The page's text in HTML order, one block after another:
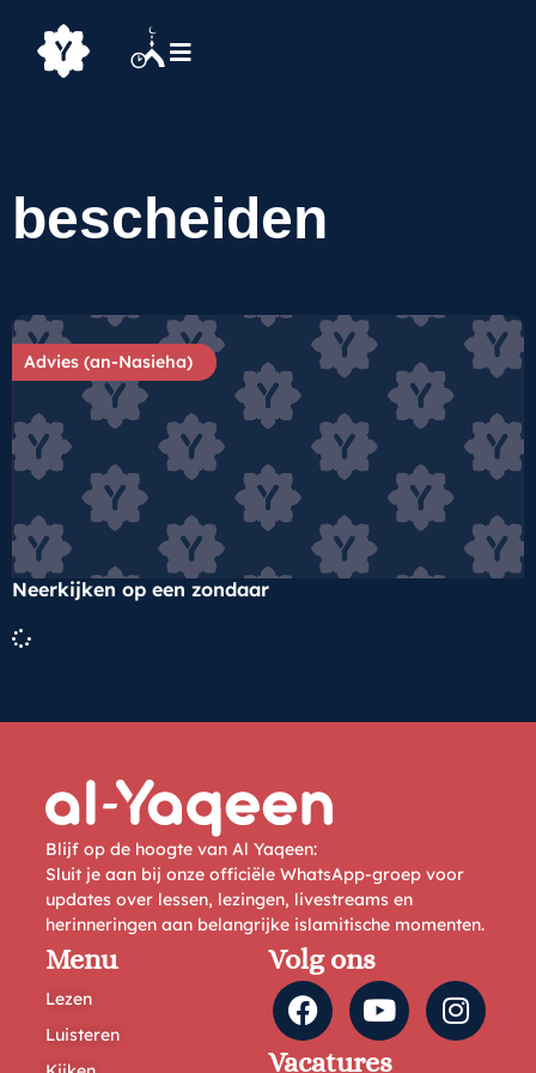
bescheiden
Advies (an-Nasieha)
Neerkijken op een zondaar
Blijf op de hoogte van Al Yaqeen:
Sluit je aan bij onze officiële WhatsApp-groep voor
updates over lessen, lezingen, livestreams en
herinneringen aan belangrijke islamitische momenten.
Menu
Lezen
Luisteren
Volg ons
Vacatures